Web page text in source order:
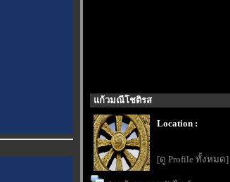
ก้วมณีโชติรส
Location :
[ดู Profile ทั้งหมด]